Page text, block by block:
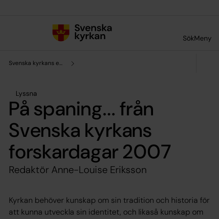
SökMeny
Svenska kyrkans enhet för forskning och analys
Lyssna
På spaning... från
Svenska kyrkans
forskardagar 2007
Redaktör Anne-Louise Eriksson
Kyrkan behöver kunskap om sin tradition och historia för
att kunna utveckla sin identitet, och likaså kunskap om